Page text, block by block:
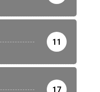
11
17